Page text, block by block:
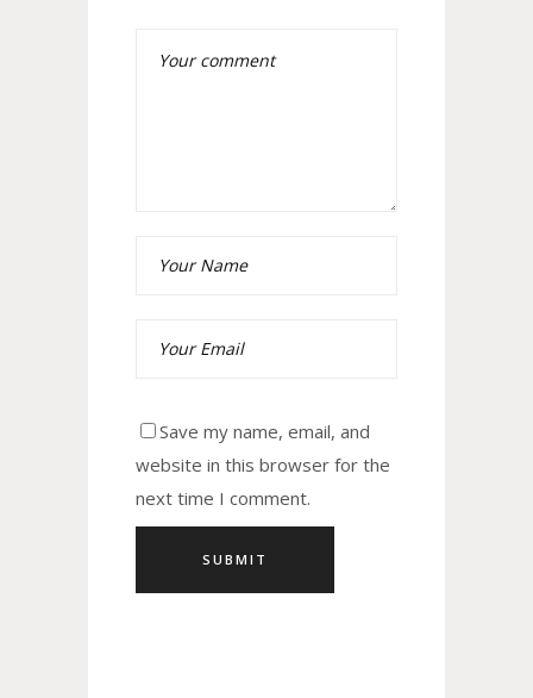
Save my name, email, and
website in this browser for the
next time I comment.